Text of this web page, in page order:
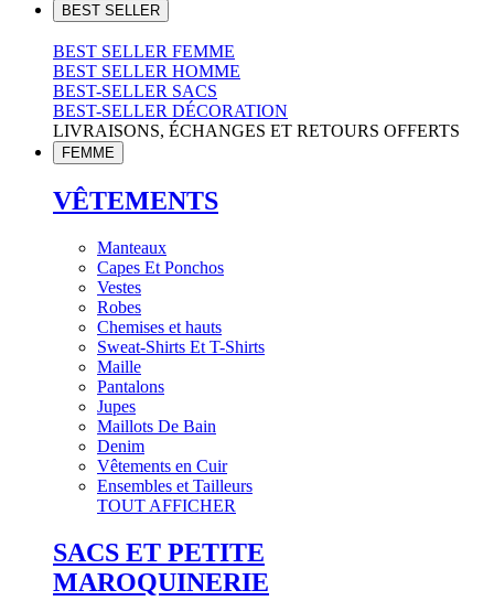
BEST SELLER
BEST SELLER FEMME
BEST SELLER HOMME
BEST-SELLER SACS
BEST-SELLER DÉCORATION
LIVRAISONS, ÉCHANGES ET RETOURS OFFERTS
FEMME
VÊTEMENTS
Manteaux
Capes Et Ponchos
Vestes
Robes
Chemises et hauts
Sweat-Shirts Et T-Shirts
Maille
Pantalons
Jupes
Maillots De Bain
Denim
Vêtements en Cuir
Ensembles et Tailleurs
TOUT AFFICHER
SACS ET PETITE
MAROQUINERIE